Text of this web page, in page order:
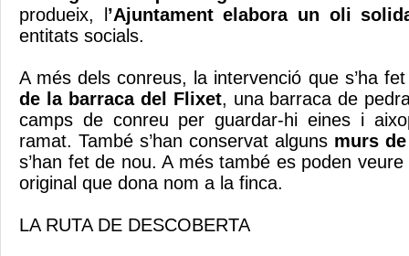
produeix, l ’Ajuntament elabora un oli
entitats socials.
A més dels conreus, la intervenció que s’ha
de la barraca del Flixet, una barraca de
camps de conreu per guardar-hi eines i
ramat. També s’han conservat alguns murs
s’han fet de nou. A més també es poden
original que dona nom a la finca.
LA RUTA DE DESCOBERTA